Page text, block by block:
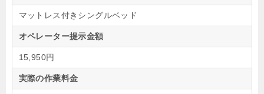
マットレス付きシングルベッド
オペレーター提示金額
15,950円
実際の作業料金